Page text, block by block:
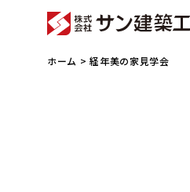
ホーム > 経年美の家見学会